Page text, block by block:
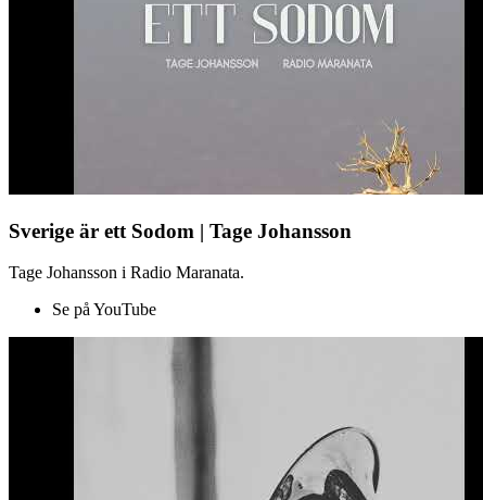
Sverige är ett Sodom | Tage Johansson
Tage Johansson i Radio Maranata.
Se på YouTube